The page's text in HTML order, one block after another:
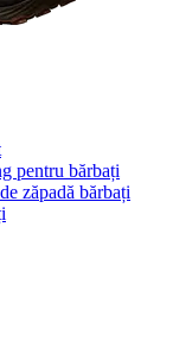
pentru bărbați
zăpadă bărbați